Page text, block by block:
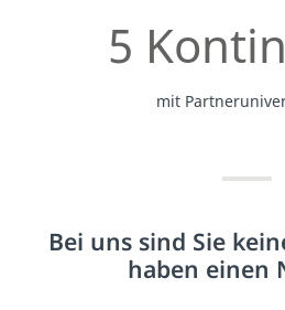
5
mit
Bei uns sind Sie
haben einen